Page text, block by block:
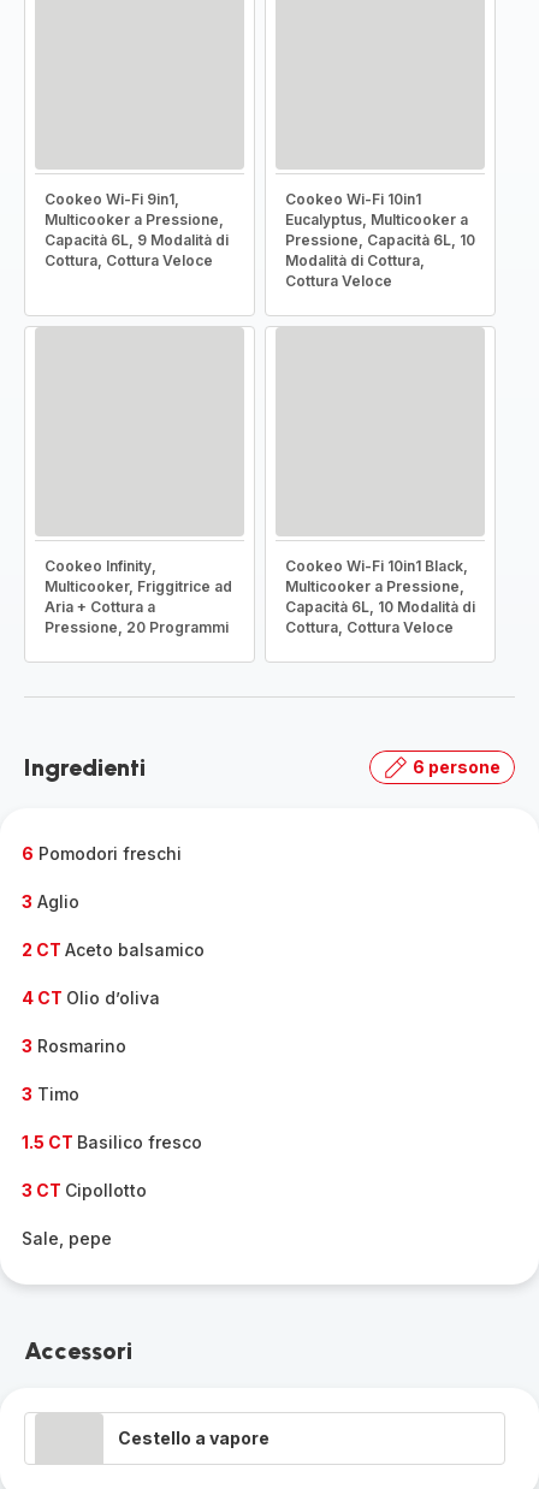
Cookeo Wi-Fi 9in1,
Multicooker a Pressione,
Capacità 6L, 9 Modalità di
Cottura, Cottura Veloce
Cookeo Wi-Fi 10in1
Eucalyptus, Multicooker a
Pressione, Capacità 6L, 10
Modalità di Cottura,
Cottura Veloce
Cookeo Infinity,
Multicooker, Friggitrice ad
Aria + Cottura a
Pressione, 20 Programmi
Cookeo Wi-Fi 10in1 Black,
Multicooker a Pressione,
Capacità 6L, 10 Modalità di
Cottura, Cottura Veloce
Ingredienti 6 persone
6 Pomodori freschi
3 Aglio
2 CT Aceto balsamico
4 CT Olio d’oliva
3 Rosmarino
3 Timo
1.5 CT Basilico fresco
3 CT Cipollotto
Sale, pepe
Accessori
Cestello a vapore